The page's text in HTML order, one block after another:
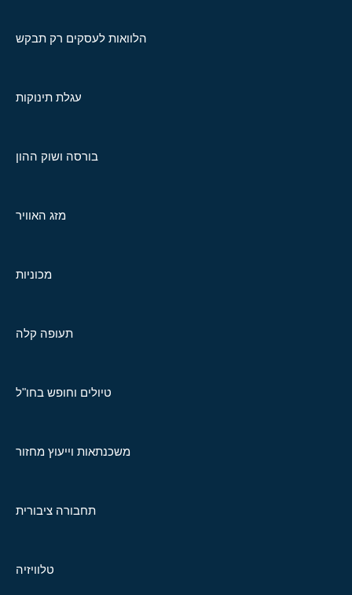
הלוואות לעסקים רק תבקש
עגלת תינוקות
בורסה ושוק ההון
מזג האוויר
מכוניות
תעופה קלה
טיולים וחופש בחו"ל
משכנתאות וייעוץ מחזור
תחבורה ציבורית
טלוויזיה